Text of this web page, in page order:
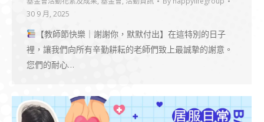
30 9 月, 2025
【教師節快樂｜謝謝你，默默付出】在這特別的日子
裡，讓我們向所有辛勤耕耘的老師們致上最誠摯的謝意。
您們的耐心…